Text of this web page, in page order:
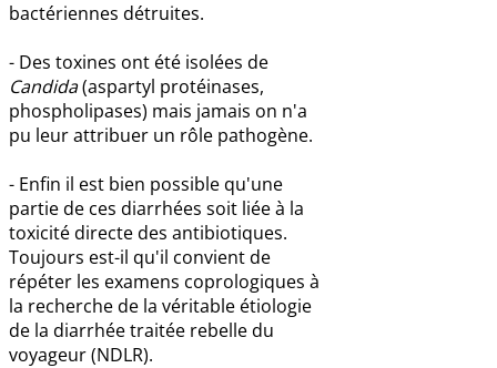
bactériennes détruites.
- Des toxines ont été isolées de
Candida(aspartyl protéinases,
phospholipases) mais jamais on n'a
pu leur attribuer un rôle pathogène.
- Enfin il est bien possible qu'une
partie de ces diarrhées soit liée à la
toxicité directe des antibiotiques.
Toujours est-il qu'il convient de
répéter les examens coprologiques à
la recherche de la véritable étiologie
de la diarrhée traitée rebelle du
voyageur (NDLR).